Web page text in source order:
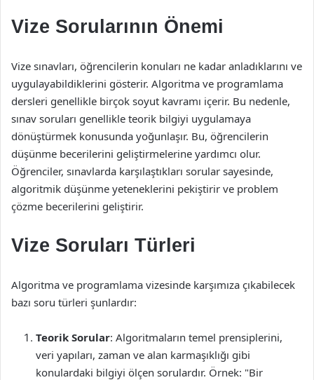
Vize Sorularının Önemi
Vize sınavları, öğrencilerin konuları ne kadar anladıklarını ve
uygulayabildiklerini gösterir. Algoritma ve programlama
dersleri genellikle birçok soyut kavramı içerir. Bu nedenle,
sınav soruları genellikle teorik bilgiyi uygulamaya
dönüştürmek konusunda yoğunlaşır. Bu, öğrencilerin
düşünme becerilerini geliştirmelerine yardımcı olur.
Öğrenciler, sınavlarda karşılaştıkları sorular sayesinde,
algoritmik düşünme yeteneklerini pekiştirir ve problem
çözme becerilerini geliştirir.
Vize Soruları Türleri
Algoritma ve programlama vizesinde karşımıza çıkabilecek
bazı soru türleri şunlardır:
Teorik Sorular: Algoritmaların temel prensiplerini,
veri yapıları, zaman ve alan karmaşıklığı gibi
konulardaki bilgiyi ölçen sorulardır. Örnek: "Bir